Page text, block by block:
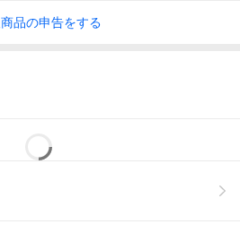
商品の申告をする